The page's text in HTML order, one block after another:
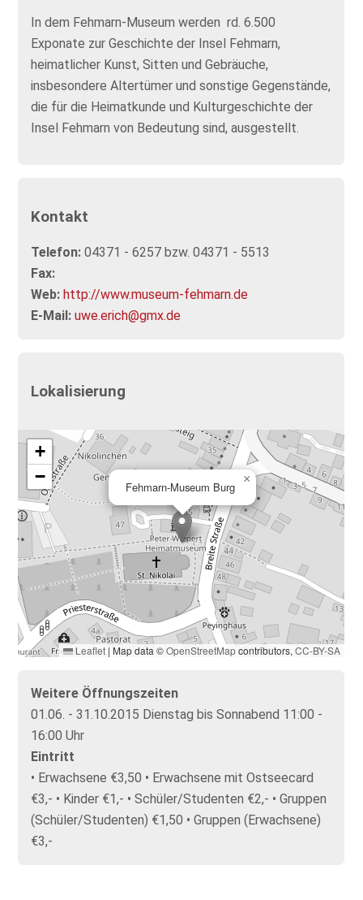
In dem Fehmarn-Museum werden rd. 6.500
Exponate zur Geschichte der Insel Fehmarn,
heimatlicher Kunst, Sitten und Gebräuche,
insbesondere Altertümer und sonstige Gegenstände,
die für die Heimatkunde und Kulturgeschichte der
Insel Fehmarn von Bedeutung sind, ausgestellt.
Kontakt
Telefon: 04371 - 6257 bzw. 04371 - 5513
Fax:
Web: http://www.museum-fehmarn.de
E-Mail: uwe.erich@gmx.de
Lokalisierung
Fehmarn-Museum Burg
×
+
−
Leaflet | Map data ©OpenStreetMapcontributors,CC-BY-SA
Weitere Öffnungszeiten
01.06. - 31.10.2015 Dienstag bis Sonnabend 11:00 -
16:00 Uhr
Eintritt
• Erwachsene €3,50 • Erwachsene mit Ostseecard
€3,- • Kinder €1,- • Schüler/Studenten €2,- • Gruppen
(Schüler/Studenten) €1,50 • Gruppen (Erwachsene)
€3,-